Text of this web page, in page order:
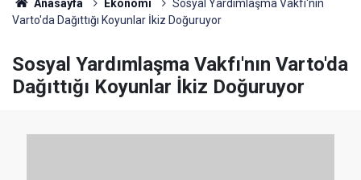
Anasayfa Ekonomi
Sosyal Yardımlaşma Vakfı'nın
Varto'da Dağıttığı Koyunlar İkiz Doğuruyor
Sosyal Yardımlaşma Vakfı'nın Varto'da
Dağıttığı Koyunlar İkiz Doğuruyor